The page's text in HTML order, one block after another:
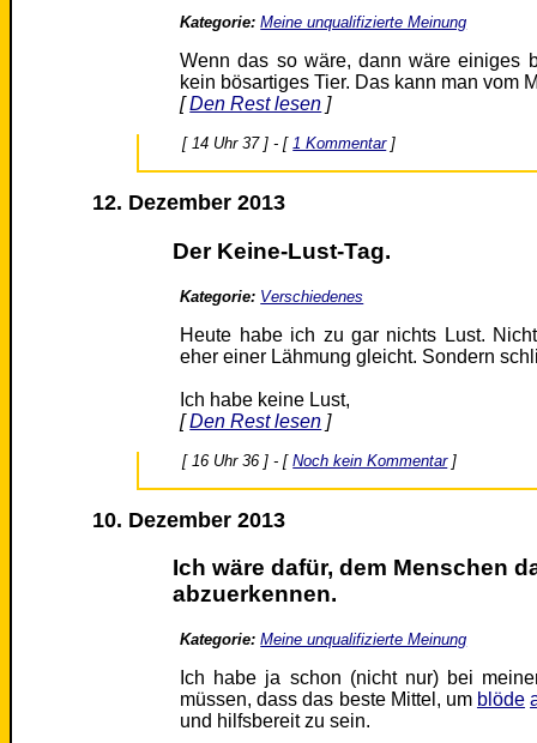
Kategorie: Meine unqualifizierte Meinung
Wenn das so wäre, dann wäre einiges
kein bösartiges Tier. Das kann man vom
[Den Rest lesen ]
[ 14 Uhr 37 ] - [1 Kommentar]
12. Dezember 2013
Der Keine-Lust-Tag.
Kategorie: Verschiedenes
Heute habe ich zu gar nichts Lust.
eher einer Lähmung gleicht. Sondern
Ich habe keine Lust,
[Den Rest lesen ]
[ 16 Uhr 36 ] - [Noch kein Kommentar]
10. Dezember 2013
Ich wäre dafür, dem Menschen
abzuerkennen.
Kategorie: Meine unqualifizierte Meinung
Ich habe ja schon (nicht nur) bei
müssen, dass das beste Mittel, um blöde
und hilfsbereit zu sein.